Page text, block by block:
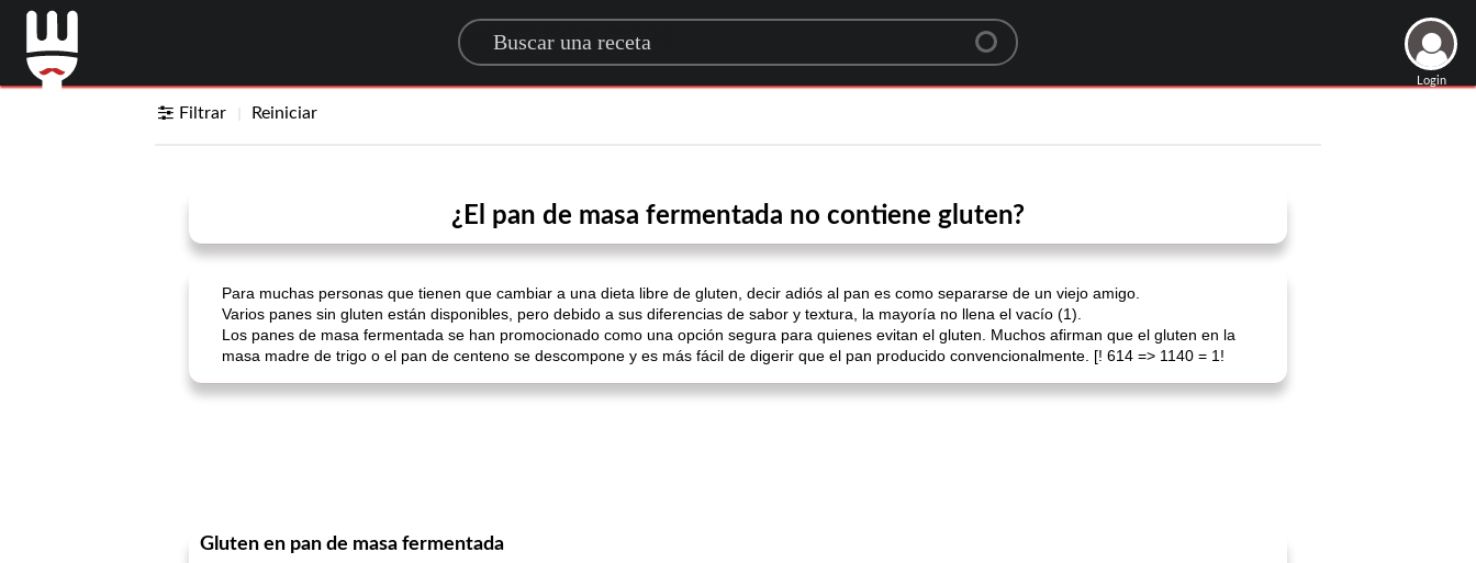
Search for a recipe
Login
Filtrar Reiniciar
¿El pan de masa fermentada no contiene gluten?
Para muchas personas que tienen que cambiar a una dieta libre de gluten, decir adiós al pan es como separarse de un viejo amigo.
Varios panes sin gluten están disponibles, pero debido a sus diferencias de sabor y textura, la mayoría no llena el vacío (1).
Los panes de masa fermentada se han promocionado como una opción segura para quienes evitan el gluten. Muchos afirman que el gluten en la
masa madre de trigo o el pan de centeno se descompone y es más fácil de digerir que el pan producido convencionalmente. [! 614 => 1140 = 1!
Gluten en pan de masa fermentada